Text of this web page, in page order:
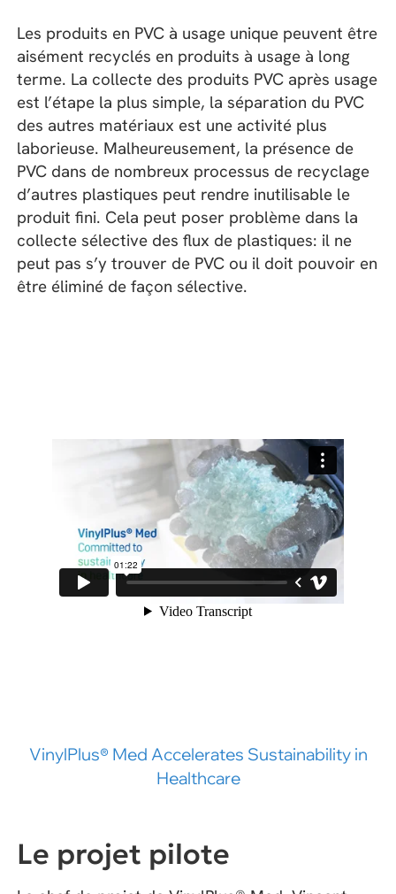
Les produits en PVC à usage unique peuvent être
aisément recyclés en produits à usage à long
terme. La collecte des produits PVC après usage
est l’étape la plus simple, la séparation du PVC
des autres matériaux est une activité plus
laborieuse. Malheureusement, la présence de
PVC dans de nombreux processus de recyclage
d’autres plastiques peut rendre inutilisable le
produit fini. Cela peut poser problème dans la
collecte sélective des flux de plastiques: il ne
peut pas s’y trouver de PVC ou il doit pouvoir en
être éliminé de façon sélective.
VinylPlus® Med Accelerates Sustainability in
Healthcare
Le projet pilote